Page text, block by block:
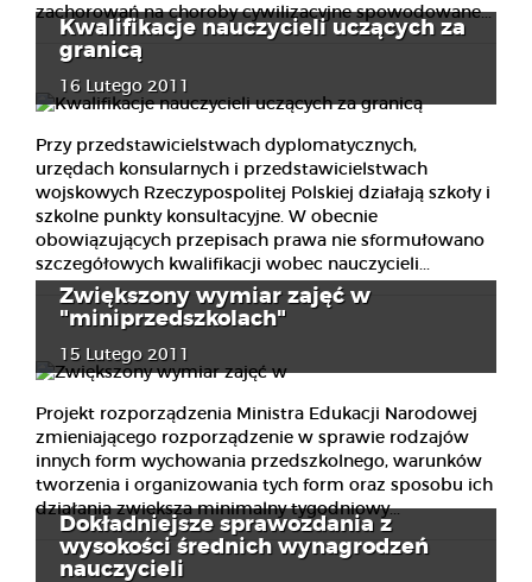
zachorowań na choroby cywilizacyjne spowodowane...
Kwalifikacje nauczycieli uczących za
granicą
16 Lutego 2011
Przy przedstawicielstwach dyplomatycznych,
urzędach konsularnych i przedstawicielstwach
wojskowych Rzeczypospolitej Polskiej działają szkoły i
szkolne punkty konsultacyjne. W obecnie
obowiązujących przepisach prawa nie sformułowano
szczegółowych kwalifikacji wobec nauczycieli...
Zwiększony wymiar zajęć w
"miniprzedszkolach"
15 Lutego 2011
Projekt rozporządzenia Ministra Edukacji Narodowej
zmieniającego rozporządzenie w sprawie rodzajów
innych form wychowania przedszkolnego, warunków
tworzenia i organizowania tych form oraz sposobu ich
działania zwiększa minimalny tygodniowy...
Dokładniejsze sprawozdania z
wysokości średnich wynagrodzeń
nauczycieli